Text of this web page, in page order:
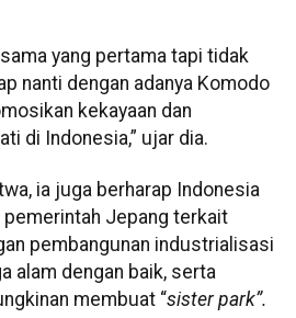
yang pertama tapi tidak
nanti dengan adanya Komodo
kekayaan dan
di Indonesia,” ujar dia.
ia juga berharap Indonesia
Jepang terkait
pembangunan industrialisasi
alam dengan baik, serta
membuat “sister park”.